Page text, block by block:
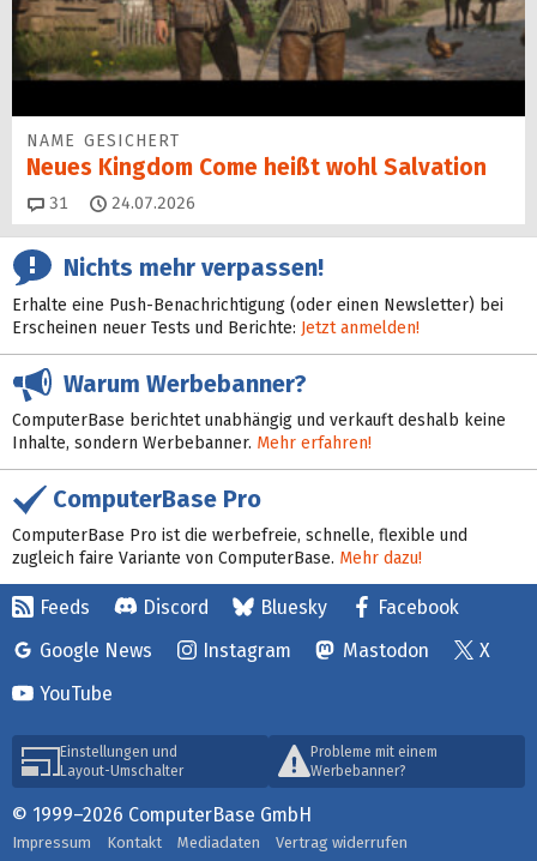
NAME GESICHERT
Neues Kingdom Come heißt wohl Salvation
31 Kommentare
24.07.2026
Nichts mehr verpassen!
Erhalte eine Push-Benachrichtigung (oder einen Newsletter) bei
Erscheinen neuer Tests und Berichte: Jetzt anmelden!
Warum Werbebanner?
ComputerBase berichtet unabhängig und verkauft deshalb keine
Inhalte, sondern Werbebanner. Mehr erfahren!
ComputerBase Pro
ComputerBase Pro ist die werbefreie, schnelle, flexible und
zugleich faire Variante von ComputerBase. Mehr dazu!
Feeds Discord Bluesky
Facebook
Google News
Instagram Mastodon
X
YouTube
Einstellungen und
Layout-Umschalter
Probleme mit einem
Werbebanner?
© 1999–2026 ComputerBase GmbH
Impressum Kontakt Mediadaten
Vertrag widerrufen